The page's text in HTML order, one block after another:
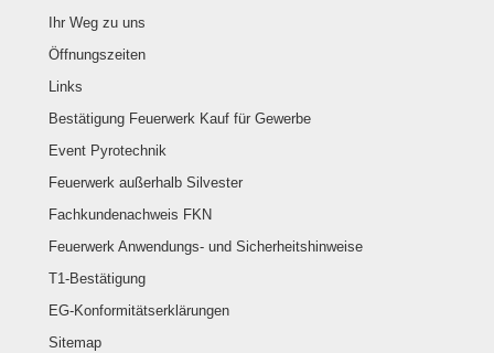
Ihr Weg zu uns
Öffnungszeiten
Links
Bestätigung Feuerwerk Kauf für Gewerbe
Event Pyrotechnik
Feuerwerk außerhalb Silvester
Fachkundenachweis FKN
Feuerwerk Anwendungs- und Sicherheitshinweise
T1-Bestätigung
EG-Konformitätserklärungen
Sitemap